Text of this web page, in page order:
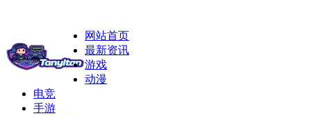
网站首页
最新资讯
游戏
动漫
电竞
手游